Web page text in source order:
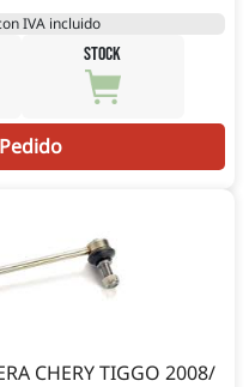
IVA incluido
STOCK
CHERY TIGGO 2008/